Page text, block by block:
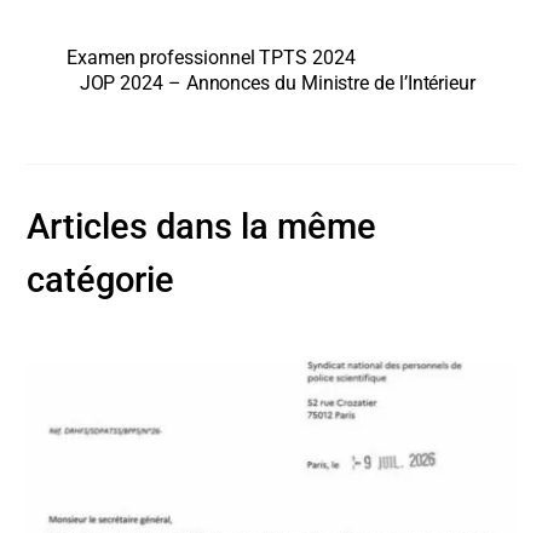
Examen professionnel TPTS 2024
JOP 2024 – Annonces du Ministre de l’Intérieur
Articles dans la même
catégorie